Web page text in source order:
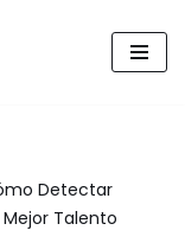
Detectar
Talento